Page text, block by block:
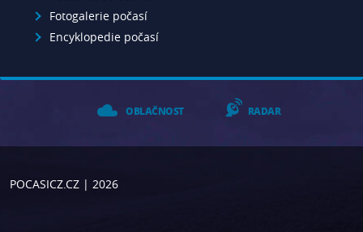
Fotogalerie počasí
Encyklopedie počasí
OBLAČNOST RADAR
POCASICZ.CZ| 2026